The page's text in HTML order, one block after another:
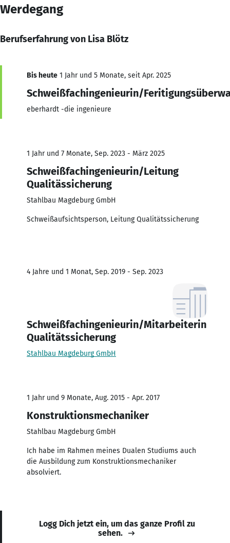
Werdegang
Berufserfahrung von Lisa Blötz
Bis heute 1 Jahr und 5 Monate, seit Apr. 2025
Schweißfachingenieurin/
eberhardt -die ingenieure
1 Jahr und 7 Monate, Sep. 2023 - März 2025
Schweißfachingenieurin/Leitung
Qualitässicherung
Stahlbau Magdeburg GmbH
Schweißaufsichtsperson, Leitung Qualitätssicherung
4 Jahre und 1 Monat, Sep. 2019 - Sep. 2023
Schweißfachingenieurin/Mitarbeiterin
Qualitätssicherung
Stahlbau Magdeburg GmbH
1 Jahr und 9 Monate, Aug. 2015 - Apr. 2017
Konstruktionsmechaniker
Stahlbau Magdeburg GmbH
Ich habe im Rahmen meines Dualen Studiums auch
die Ausbildung zum Konstruktionsmechaniker
absolviert.
Logg Dich jetzt ein, um das ganze Profil zu
sehen.